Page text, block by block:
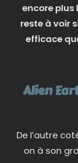
encore plus
reste à voir
efficace
Alien
De l’autre
on à son